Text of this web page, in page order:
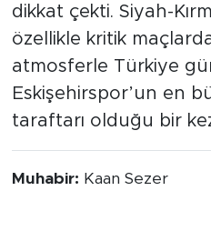
dikkat çekti. Siyah-
özellikle kritik
atmosferle Türkiye
Eskişehirspor’un en
taraftarı olduğu bir
Muhabir: Kaan Sezer